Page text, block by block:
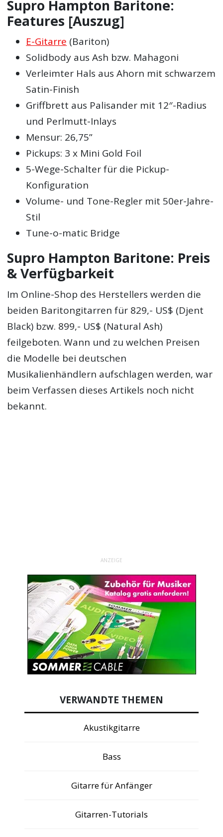
Supro Hampton Baritone:
Features [Auszug]
E-Gitarre (Bariton)
Solidbody aus Ash bzw. Mahagoni
Verleimter Hals aus Ahorn mit schwarzem
Satin-Finish
Griffbrett aus Palisander mit 12″-Radius
und Perlmutt-Inlays
Mensur: 26,75”
Pickups: 3 x Mini Gold Foil
5-Wege-Schalter für die Pickup-
Konfiguration
Volume- und Tone-Regler mit 50er-Jahre-
Stil
Tune-o-matic Bridge
Supro Hampton Baritone: Preis
& Verfügbarkeit
Im Online-Shop des Herstellers werden die
beiden Baritongitarren für 829,- US$ (Djent
Black) bzw. 899,- US$ (Natural Ash)
feilgeboten. Wann und zu welchen Preisen
die Modelle bei deutschen
Musikalienhändlern aufschlagen werden, war
beim Verfassen dieses Artikels noch nicht
bekannt.
ANZEIGE
VERWANDTE THEMEN
Akustikgitarre
Bass
Gitarre für Anfänger
Gitarren-Tutorials